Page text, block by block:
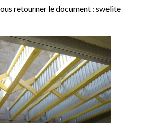
retourner le document : swelite